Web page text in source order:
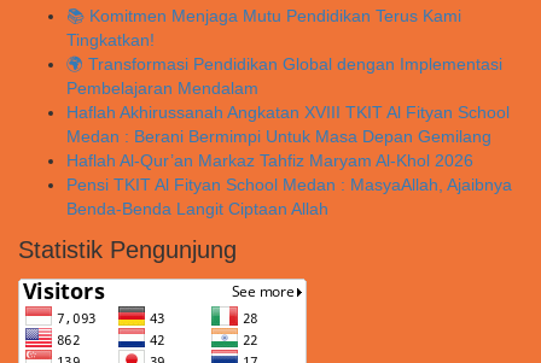
📚 Komitmen Menjaga Mutu Pendidikan Terus Kami
Tingkatkan!
🌍 Transformasi Pendidikan Global dengan Implementasi
Pembelajaran Mendalam
Haflah Akhirussanah Angkatan XVIII TKIT Al Fityan School
Medan : Berani Bermimpi Untuk Masa Depan Gemilang
Haflah Al-Qur’an Markaz Tahfiz Maryam Al-Khol 2026
Pensi TKIT Al Fityan School Medan : MasyaAllah, Ajaibnya
Benda-Benda Langit Ciptaan Allah
Statistik Pengunjung